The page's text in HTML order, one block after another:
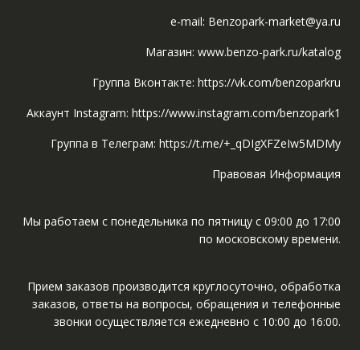
e-mail: Benzopark-market@ya.ru
Магазин: www.benzo-park.ru/katalog
Группа Вконтакте: https://vk.com/benzoparkru
Аккаунт Instagram: https://www.instagram.com/benzopark1
Группа в Телеграм: https://t.me/+_qDIgXFZeIw5MDMy
Правовая Информация
Мы работаем с понедельника по пятницу с 09:00 до 17:00
по московскому времени.
Прием заказов производится круглосуточно, обработка
заказов, ответы на вопросы, обращения и телефонные
звонки осуществляется ежедневно с 10:00 до 16:00.